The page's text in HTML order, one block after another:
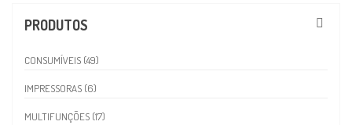
PRODUTOS
CONSUMÍVEIS (49)
IMPRESSORAS (6)
MULTIFUNÇÕES (17)